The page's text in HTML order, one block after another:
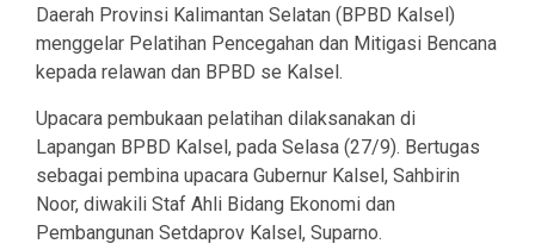
Daerah Provinsi Kalimantan Selatan (BPBD Kalsel)
menggelar Pelatihan Pencegahan dan Mitigasi Bencana
kepada relawan dan BPBD se Kalsel.
Upacara pembukaan pelatihan dilaksanakan di
Lapangan BPBD Kalsel, pada Selasa (27/9). Bertugas
sebagai pembina upacara Gubernur Kalsel, Sahbirin
Noor, diwakili Staf Ahli Bidang Ekonomi dan
Pembangunan Setdaprov Kalsel, Suparno.